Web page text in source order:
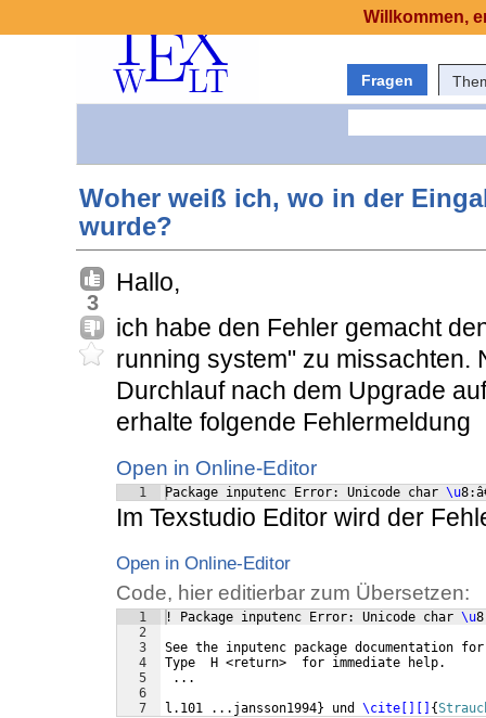
Fragen
Woher weiß ich, wo in der
wurde?
3
Hallo,
ich habe den Fehler gemacht
running system" zu missachten.
Durchlauf nach dem Upgrade
erhalte folgende Fehlermeldung
Open in Online-Editor
1 Package inputenc Error: Unicode char \u
Im Texstudio Editor wird der
Open in Online-Editor
Code, hier editierbar zum Übersetzen:
1
2
3
4
5
6
7
! Package inputenc Error: Unicode char \u
See the inputenc package documentation
Type  H <return>  for immediate help.
...
l.101 ...jansson1994} und \cite[][] {
Willkommen,